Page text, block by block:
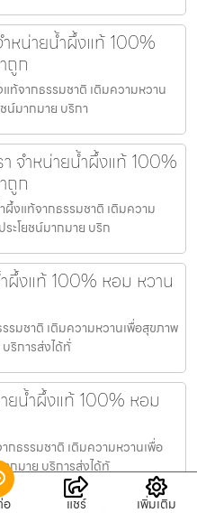
หน่ายน้ำผึ้งแท้ 100%
ถูก
ท้จากธรรมชาติ เติมความหวาน
น์มากมาย บริกา
า จำหน่ายน้ำผึ้งแท้ 100%
ถูก
ผึ้งแท้จากธรรมชาติ เติมความ
ะโยชน์มากมาย บริก
งแท้ 100% หอม หวาน
มชาติ เติมความหวานเพื่อสุขภาพ
ริการส่งได้ทั่
ยน้ำผึ้งแท้ 100% หอม
กธรรมชาติ เติมความหวานเพื่อ
กมาย บริการส่งได้ทั
แชร์ เพิ่มเติม